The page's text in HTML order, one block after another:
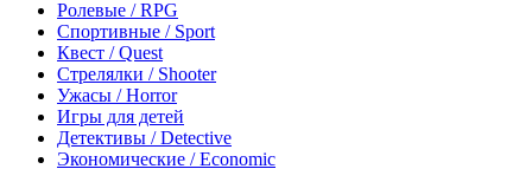
Ролевые / RPG
Спортивные / Sport
Квест / Quest
Стрелялки / Shooter
Ужасы / Horror
Игры для детей
Детективы / Detective
Экономические / Economic